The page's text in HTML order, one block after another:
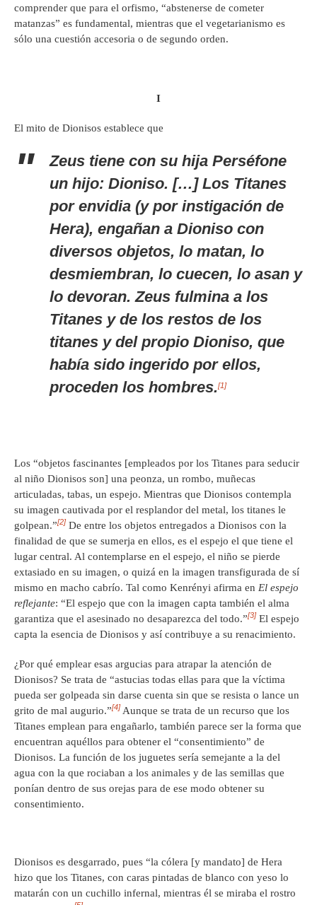
comprender que para el orfismo, “abstenerse de cometer
matanzas” es fundamental, mientras que el vegetarianismo es
sólo una cuestión accesoria o de segundo orden.
I
El mito de Dionisos establece que
Zeus tiene con su hija Perséfone
un hijo: Dioniso. […] Los Titanes
por envidia (y por instigación de
Hera), engañan a Dioniso con
diversos objetos, lo matan, lo
desmiembran, lo cuecen, lo asan y
lo devoran. Zeus fulmina a los
Titanes y de los restos de los
titanes y del propio Dioniso, que
había sido ingerido por ellos,
proceden los hombres.[1]
Los “objetos fascinantes [empleados por los Titanes para seducir
al niño Dionisos son] una peonza, un rombo, muñecas
articuladas, tabas, un espejo. Mientras que Dionisos contempla
su imagen cautivada por el resplandor del metal, los titanes le
golpean.”[2] De entre los objetos entregados a Dionisos con la
finalidad de que se sumerja en ellos, es el espejo el que tiene el
lugar central. Al contemplarse en el espejo, el niño se pierde
extasiado en su imagen, o quizá en la imagen transfigurada de sí
mismo en macho cabrío. Tal como Kenrényi afirma en El espejo
reflejante: “El espejo que con la imagen capta también el alma
garantiza que el asesinado no desaparezca del todo.”[3] El espejo
capta la esencia de Dionisos y así contribuye a su renacimiento.
¿Por qué emplear esas argucias para atrapar la atención de
Dionisos? Se trata de “astucias todas ellas para que la víctima
pueda ser golpeada sin darse cuenta sin que se resista o lance un
grito de mal augurio.”[4] Aunque se trata de un recurso que los
Titanes emplean para engañarlo, también parece ser la forma que
encuentran aquéllos para obtener el “consentimiento” de
Dionisos. La función de los juguetes sería semejante a la del
agua con la que rociaban a los animales y de las semillas que
ponían dentro de sus orejas para de ese modo obtener su
consentimiento.
Dionisos es desgarrado, pues “la cólera [y mandato] de Hera
hizo que los Titanes, con caras pintadas de blanco con yeso lo
matarán con un cuchillo infernal, mientras él se miraba el rostro